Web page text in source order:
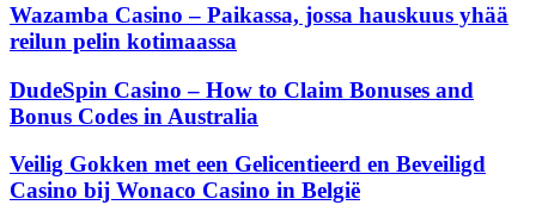
Wazamba Casino – Paikassa, jossa hauskuus yhää
reilun pelin kotimaassa
DudeSpin Casino – How to Claim Bonuses and
Bonus Codes in Australia
Veilig Gokken met een Gelicentieerd en Beveiligd
Casino bij Wonaco Casino in België